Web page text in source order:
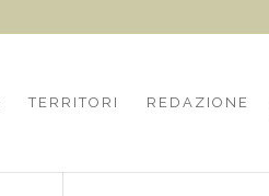
TERRITORI REDAZIONE